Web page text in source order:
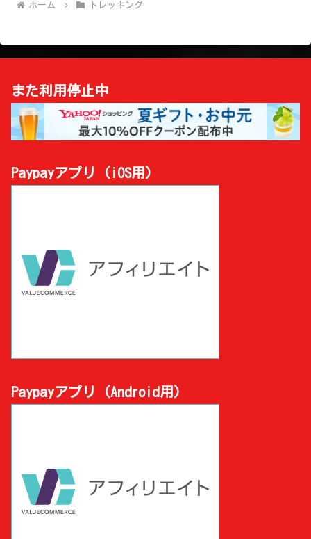
ホーム トレッキング
また利用停止中
Paypayアプリ (iOS用)
Paypayアプリ (Android用)